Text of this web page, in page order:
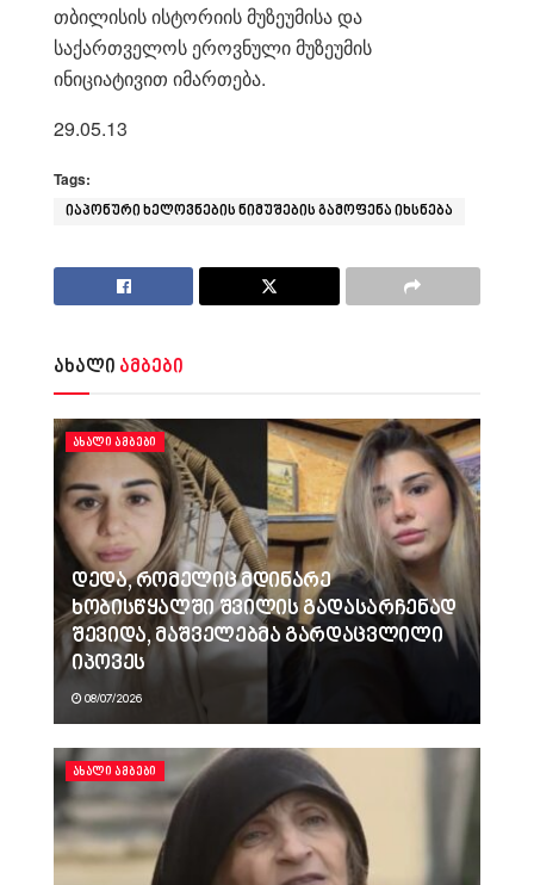
თბილისის ისტორიის მუზეუმისა და
საქართველოს ეროვნული მუზეუმის
ინიციატივით იმართება.
29.05.13
Tags:
იაპონური ხელოვნების ნიმუშების გამოფენა იხსნება
ახალი ამბები
ᲐᲮᲐᲚᲘ ᲐᲛᲑᲔᲑᲘ
დედა, რომელიც მდინარე
ხობისწყალში შვილის გადასარჩენად
შევიდა, მაშველებმა გარდაცვლილი
იპოვეს
08/07/2026
ᲐᲮᲐᲚᲘ ᲐᲛᲑᲔᲑᲘ